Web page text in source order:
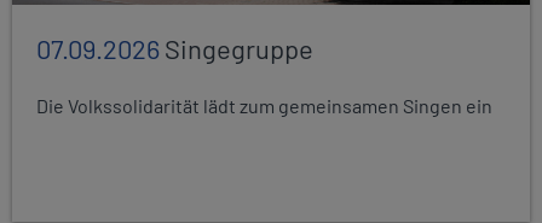
07.09.2026Singegruppe
Die Volkssolidarität lädt zum gemeinsamen Singen ein